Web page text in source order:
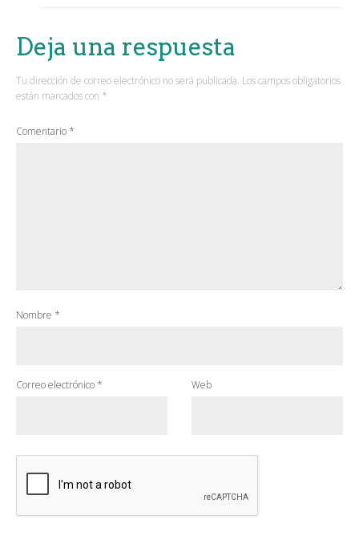
Deja una respuesta
Tu dirección de correo electrónico no será publicada. Los campos obligatorios
están marcados con *
Comentario *
Nombre *
Correo electrónico * Web